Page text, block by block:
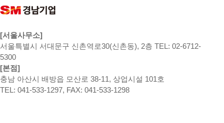
[서울사무소]
서울특별시 서대문구 신촌역로30(신촌동), 2층 TEL: 02-6712-
5300
[본점]
충남 아산시 배방읍 모산로 38-11, 상업시설 101호
TEL: 041-533-1297, FAX: 041-533-1298